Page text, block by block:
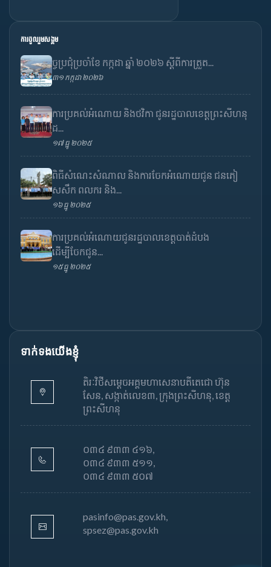
ការចូលរួមសង្គម
ច្ចប្រជុំប្រចាំខែ កក្កដា ឆ្នាំ ២០២៦ ស្តីពីការត្រួត...
៣១ កក្កដា ២០២៦
ការប្រគល់អំណោយ និងថវិកា ជូនរដ្ឋបាលខេត្តព្រះសីហនុ
ដ...
១៧ ធ្នូ ២០២៥
ពិធីសំណេះសំណាល និងការចែកអំណោយជូន ជនភៀ
សសឹក ពលករ និង...
១៦ ធ្នូ ២០២៥
ការប្រគល់អំណោយជូនរដ្ឋបាលខេត្តបាត់ដំបង
ដើម្បីចែកជូន...
១៥ ធ្នូ ២០២៥
ទាក់ទងយើងខ្ញុំ
តិរៈវិថីសម្តេចអគ្គមហាសេនាបតីតេជោ ហ៊ុន
សែន, សង្កាត់លេខ៣, ក្រុងព្រះសីហនុ, ខេត្ត
ព្រះសីហនុ
០៣៤ ៩៣៣ ៤១៦,
០៣៤ ៩៣៣ ៥១១,
០៣៤ ៩៣៣ ៥០៧
pasinfo@pas.gov.kh,
spsez@pas.gov.kh